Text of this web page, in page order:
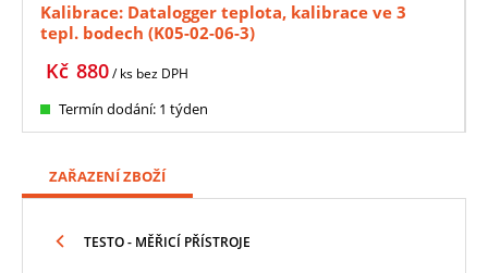
Kalibrace: Datalogger teplota, kalibrace ve 3
tepl. bodech (K05-02-06-3)
880
Kč / ks bez DPH
Termín dodání: 1 týden
ZAŘAZENÍ ZBOŽÍ
TESTO - MĚŘICÍ PŘÍSTROJE